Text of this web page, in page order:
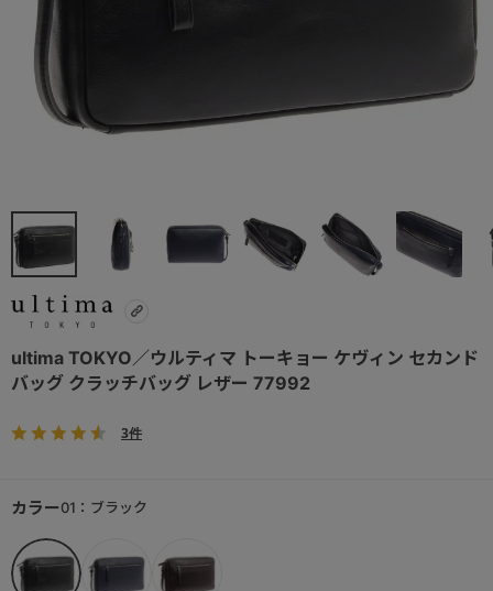
ultima TOKYO／ウルティマ トーキョー ケヴィン セカンド
バッグ クラッチバッグ レザー 77992
3件
カラー01：ブラック